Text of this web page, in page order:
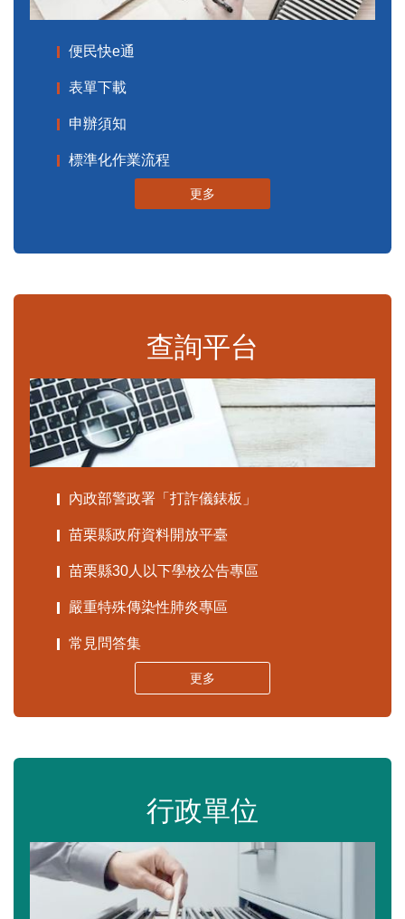
便民快e通
表單下載
申辦須知
標準化作業流程
更多
查詢平台
內政部警政署「打詐儀錶板」
苗栗縣政府資料開放平臺
苗栗縣30人以下學校公告專區
嚴重特殊傳染性肺炎專區
常見問答集
更多
行政單位